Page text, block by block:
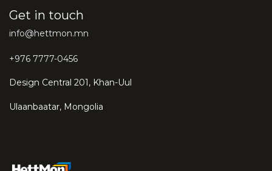
Get in touch
info@hettmon.mn
+976 7777-0456
Design Central 201, Khan-Uul
Ulaanbaatar, Mongolia